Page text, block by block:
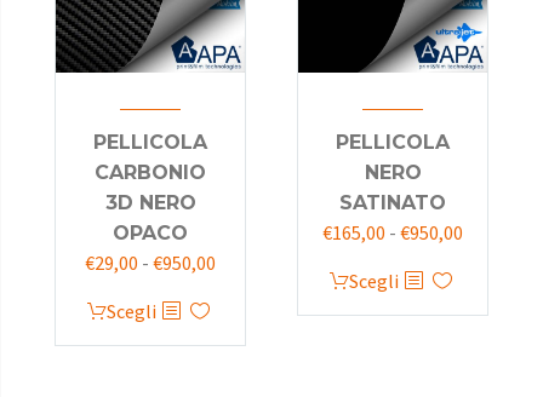
PELLICOLA
CARBONIO
3D NERO
OPACO
€29,00 - €950,00
Scegli
PELLICOLA
NERO
SATINATO
€165,00 - €950,00
Scegli